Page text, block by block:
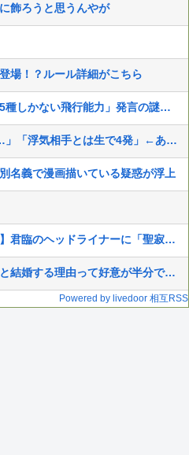
飾ろうと思うんやが
場！？ルール詳細がこちら
【速報】ワンピースの「世界に5種しかない飛行能力」発言の謎が解けるWWW
エ□漫画女「彼氏とはゴムあり…」「浮気相手とは生で4発」←ありえなすぎて草
名義で漫画描いている疑惑が浮上
【遊戯王ラッシュデュエル情報】君臨のヘッドライナーに「聖寂の護り手アルテネ」、「聖寂の祈り手」、「アルテネの大聖堂」等が新規収録決定！
【ウマ娘】ルラちがトレーナーと結婚する理由って好意が半分で一生お世話してもらうのが半分なのでは
Powered by livedoor 相互RSS